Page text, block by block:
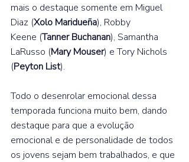
mais o destaque somente em Miguel
Diaz (Xolo Maridueña), Robby
Keene (Tanner Buchanan), Samantha
LaRusso (Mary Mouser) e Tory Nichols
(Peyton List).⁣
Todo o desenrolar emocional dessa
temporada funciona muito bem, dando
destaque para que a evolução
emocional e de personalidade de todos
os jovens sejam bem trabalhados, e que